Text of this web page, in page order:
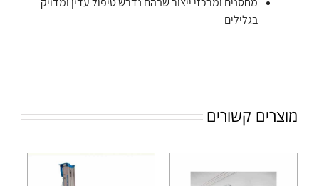
בגלילים
מוצרים קשורים